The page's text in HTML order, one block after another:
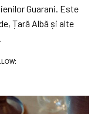
Guarani. Este
Țară Albă și alte